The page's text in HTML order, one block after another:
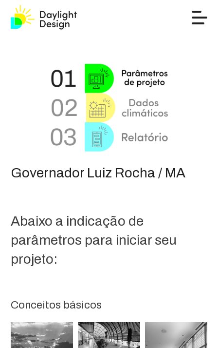
Governador Luiz Rocha / MA
Abaixo a indicação de
parâmetros para iniciar seu
projeto:
Conceitos básicos